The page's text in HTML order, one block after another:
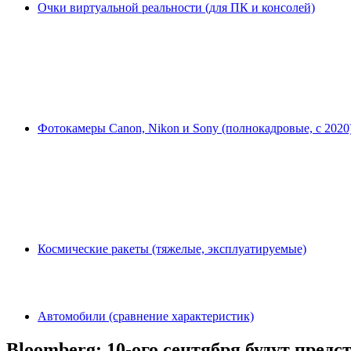
Очки виртуальной реальности (для ПК и консолей)
Фотокамеры Canon, Nikon и Sony (полнокадровые, с
Космические ракеты (тяжелые, эксплуатируемые)
Автомобили (сравнение характеристик)